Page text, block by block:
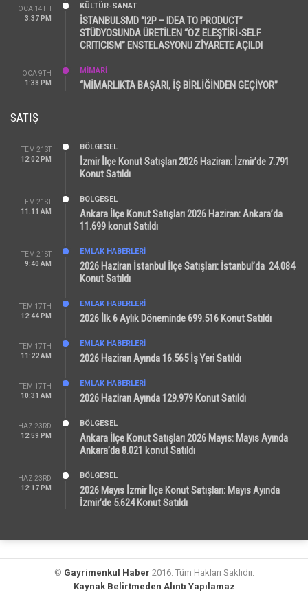
OCA 14TH
3:37 PM
KÜLTÜR-SANAT
İSTANBULSMD “I2P – IDEA TO PRODUCT”
STÜDYOSUNDA ÜRETİLEN “ÖZ ELEŞTİRİ-SELF
CRITICISM” ENSTELASYONU ZİYARETE AÇILDI
OCA 9TH
1:38 PM
MİMARİ
“MİMARLIKTA BAŞARI, İŞ BİRLİĞİNDEN GEÇİYOR”
SATIŞ
TEM 21ST
12:02 PM
BÖLGESEL
İzmir İlçe Konut Satışları 2026 Haziran: İzmir’de 7.791
Konut Satıldı
TEM 21ST
11:11 AM
BÖLGESEL
Ankara İlçe Konut Satışları 2026 Haziran: Ankara’da
11.699 konut Satıldı
TEM 21ST
9:40 AM
EMLAK HABERLERI
2026 Haziran İstanbul İlçe Satışları: İstanbul’da 24.084
Konut Satıldı
TEM 17TH
12:44 PM
EMLAK HABERLERI
2026 İlk 6 Aylık Döneminde 699.516 Konut Satıldı
TEM 17TH
11:22 AM
EMLAK HABERLERI
2026 Haziran Ayında 16.565 İş Yeri Satıldı
TEM 17TH
10:31 AM
EMLAK HABERLERI
2026 Haziran Ayında 129.979 Konut Satıldı
HAZ 23RD
12:59 PM
BÖLGESEL
Ankara İlçe Konut Satışları 2026 Mayıs: Mayıs Ayında
Ankara’da 8.021 konut Satıldı
HAZ 23RD
12:17 PM
BÖLGESEL
2026 Mayıs İzmir İlçe Konut Satışları: Mayıs Ayında
İzmir’de 5.624 Konut Satıldı
© Gayrimenkul Haber 2016. Tüm Hakları Saklıdır.
Kaynak Belirtmeden Alıntı Yapılamaz